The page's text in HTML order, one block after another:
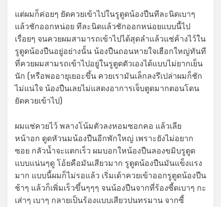
แต่ผมก็ค่อยๆ ยัดควยเข้าไปในรูตูดน้องปืนทีละนิดเบาๆ
แล้วชักออกหน่อย ทีละนิดแล้วชักออกหน่อยแบบนี้ไป
เรื่อยๆ จนควยผมสามารถเข้าไปได้สุดลำแล้วแช่ค้างไว้ใน
รูตูดน้องปืนอยู่อย่างนั้น น้องปืนถอนหายใจเฮือกใหญ่ทันที
ที่ควยผมสามรถเข้าไปอยู่ในรูตูดตัวเองได้แบบไม่ยากเย็น
นัก (หรือพออายุเยอะขึ้น ควยเรามันเล็กลงรึเปล่าผมก็ชัก
ไม่แน่ใจ น้องปืนเลยไม่แสดงอาการเจ็บตูดมากตอนโดน
ยัดควยเข้าไป)
ผมแช่ควยไว้ พลางโน้มตัวลงหอมซอกคอ แล้วเลีย
หน้าอก ดูดหัวนมน้องปืนอีกพักใหญ่ เพราะยังไม่อยาก
ซอย กลัวน้ำจะแตกเร็ว ผมบอกใหน้องปืนลองขมิบรูตูด
แบบแน่นๆดู โอ้ยคือมันเสียวมาก รูตูดน้องปืนมันแข็งแรง
มาก แบบนี้ผมก็ไม่รอแล้ว เริ่มเด้าควยเข้าออกรูตูดน้องปืน
ช้าๆ แล้วก็เพิ่มเร็วขึ้นๆๆๆ จนน้องปืนจากที่ร้องซี้ดเบาๆ กะ
เส่าๆ เบาๆ กลายเป็นร้องแบบเสียวปนทรมาน จากซี้